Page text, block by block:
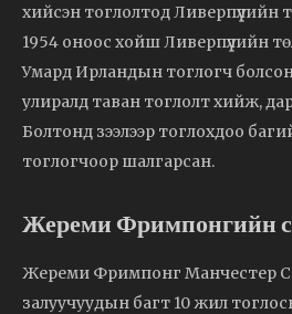
хийсэн тоглолтод Ливерпүүлийн
1954 оноос хойш Ливерпүүлийн
Умард Ирландын тоглогч
улиралд таван тоглолт хийж,
Болтонд зээлээр тоглохдоо
тоглогчоор шалгарсан.
Жереми Фримпонгийн
Жереми Фримпонг Манчестер
залуучуудын багт 10 жил